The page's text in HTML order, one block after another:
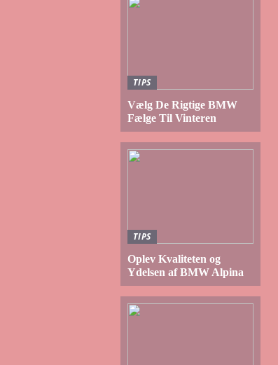
TIPS
Vælg De Rigtige BMW
Fælge Til Vinteren
TIPS
Oplev Kvaliteten og
Ydelsen af BMW Alpina